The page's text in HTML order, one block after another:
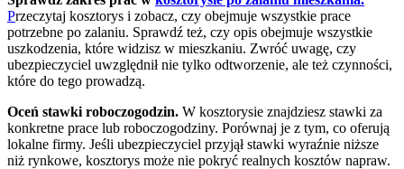
Przeczytaj kosztorys i zobacz, czy obejmuje wszystkie prace
potrzebne po zalaniu. Sprawdź też, czy opis obejmuje wszystkie
uszkodzenia, które widzisz w mieszkaniu. Zwróć uwagę, czy
ubezpieczyciel uwzględnił nie tylko odtworzenie, ale też czynności,
które do tego prowadzą.
Oceń stawki roboczogodzin. W kosztorysie znajdziesz stawki za
konkretne prace lub roboczogodziny. Porównaj je z tym, co oferują
lokalne firmy. Jeśli ubezpieczyciel przyjął stawki wyraźnie niższe
niż rynkowe, kosztorys może nie pokryć realnych kosztów napraw.